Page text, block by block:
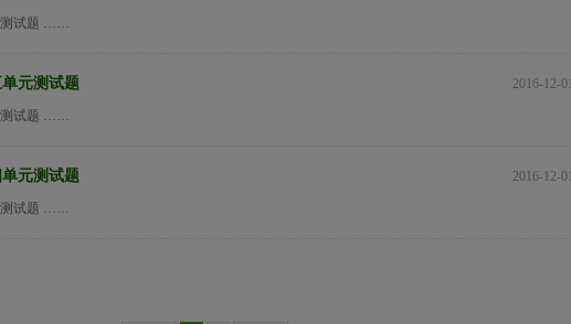
测试题 ……
2016-12-01
元测试题
测试题 ……
2016-12-01
元测试题
测试题 ……